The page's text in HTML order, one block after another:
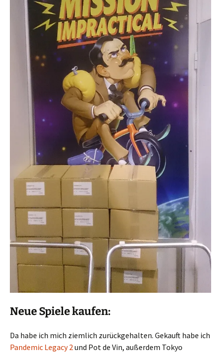
Neue Spiele kaufen:
Da habe ich mich ziemlich zurückgehalten. Gekauft habe ich
Pandemic Legacy 2und Pot de Vin, außerdem Tokyo